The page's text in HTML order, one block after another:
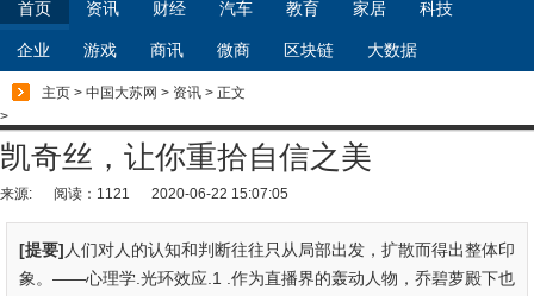
首页 资讯 财经 汽车 教育 家居 科技
企业 游戏 商讯 微商 区块链 大数据
主页 > 中国大苏网 > 资讯 > 正文
>
凯奇丝，让你重拾自信之美
来源: 阅读：1121 2020-06-22 15:07:05
[提要] 人们对人的认知和判断往往只从局部出发，扩散而得出整体印
象。——心理学.光环效应.1 .作为直播界的轰动人物，乔碧萝殿下也